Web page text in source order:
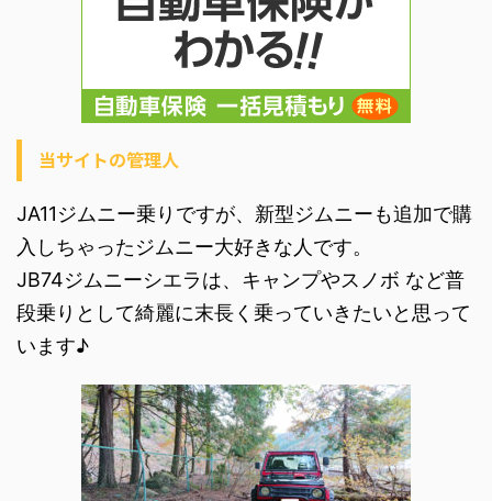
当サイトの管理人
JA11ジムニー乗りですが、新型ジムニーも追加で購
入しちゃったジムニー大好きな人です。
JB74ジムニーシエラは、キャンプやスノボ など普
段乗りとして綺麗に末長く乗っていきたいと思って
います♪